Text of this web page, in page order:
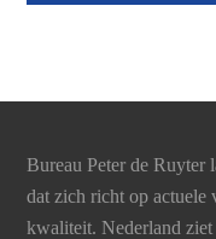
Bureau Peter de Ruyter
dat zich richt op actuele
kwaliteit. Nederland ziet